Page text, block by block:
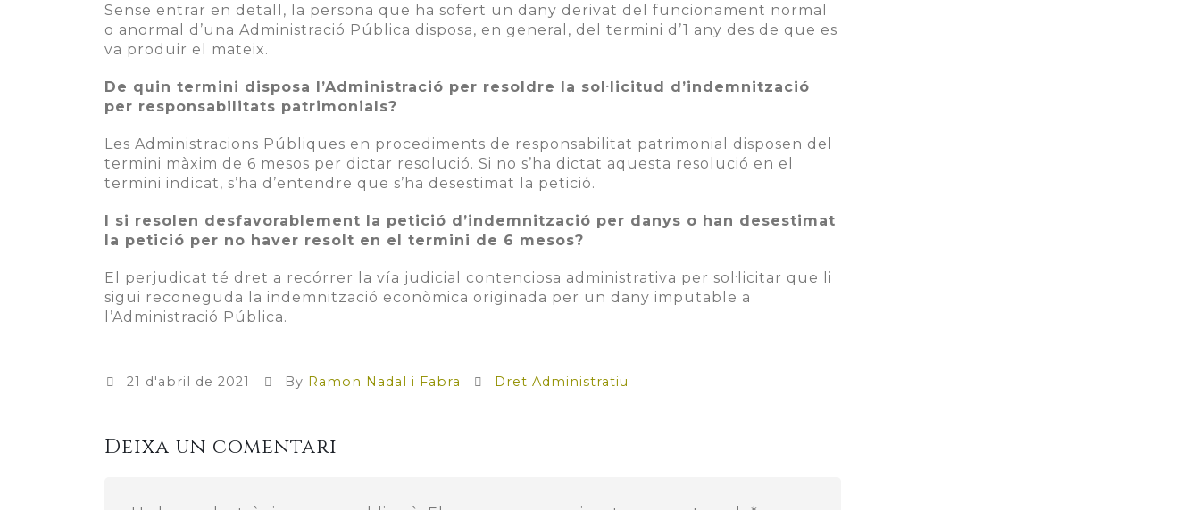
Sense entrar en detall, la persona que ha sofert un dany derivat del funcionament normal
o anormal d’una Administració Pública disposa, en general, del termini d’1 any des de que es
va produir el mateix.
De quin termini disposa l’Administració per resoldre la sol·licitud d’indemnització
per responsabilitats patrimonials?
Les Administracions Públiques en procediments de responsabilitat patrimonial disposen del
termini màxim de 6 mesos per dictar resolució. Si no s’ha dictat aquesta resolució en el
termini indicat, s’ha d’entendre que s’ha desestimat la petició.
I si resolen desfavorablement la petició d’indemnització per danys o han desestimat
la petició per no haver resolt en el termini de 6 mesos?
El perjudicat té dret a recórrer la vía judicial contenciosa administrativa per sol·licitar que li
sigui reconeguda la indemnització econòmica originada per un dany imputable a
l’Administració Pública.
21 d'abril de 2021 By Ramon Nadal i Fabra Dret Administratiu
Deixa un comentari